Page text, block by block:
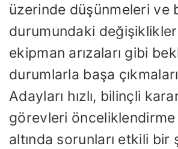
üzerinde düşünmeleri ve
durumundaki
ekipman arızaları gibi
durumlarla başa
Adayları hızlı, bilinçli
görevleri önceliklendirme
altında sorunları etkili bir